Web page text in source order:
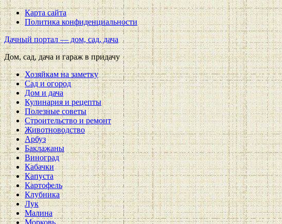
Карта сайта
Политика конфиденциальности
Дачный портал — дом, сад, дача
Дом, сад, дача и гараж в придачу
Хозяйкам на заметку
Сад и огород
Дом и дача
Кулинария и рецепты
Полезные советы
Строительство и ремонт
Животноводство
Арбуз
Баклажаны
Виноград
Кабачки
Капуста
Картофель
Клубника
Лук
Малина
Морковь